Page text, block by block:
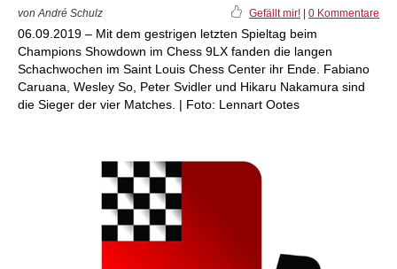
von André Schulz Gefällt mir! 0 Kommentare
06.09.2019 – Mit dem gestrigen letzten Spieltag beim
Champions Showdown im Chess 9LX fanden die langen
Schachwochen im Saint Louis Chess Center ihr Ende. Fabiano
Caruana, Wesley So, Peter Svidler und Hikaru Nakamura sind
die Sieger der vier Matches. | Foto: Lennart Ootes